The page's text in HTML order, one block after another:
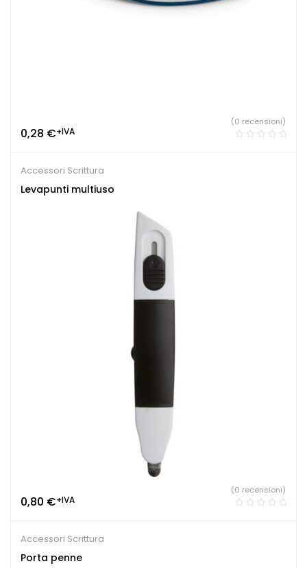
0,28 €+IVA
(0 recensioni)
Accessori Scrittura
Levapunti multiuso
0,80 €+IVA
(0 recensioni)
Accessori Scrittura
Porta penne